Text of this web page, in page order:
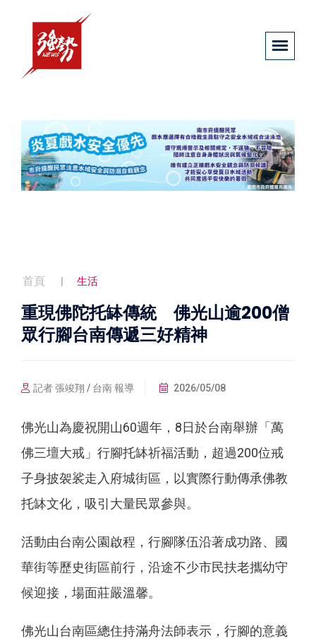
首頁 生活
重現佛陀托缽傳統 佛光山逾200僧
眾行腳台南傳遞三好精神
記者 張竣翔 / 台南 報導 2026/05/08
佛光山為慶祝開山60週年，8日於台南舉辦「萬
佛三壇大戒」行腳托缽祈福活動，超過200位戒
子身披袈裟走入府城街區，以實際行動傳承佛教
托缽文化，吸引大量民眾參與。
活動由台南公園啟程，行腳隊伍沿著成功路、國
華街等歷史街區前行，沿途不少市民扶老攜幼守
候迎接，場面莊嚴溫馨。
佛光山台南區總住持滿舟法師表示，行腳的意義